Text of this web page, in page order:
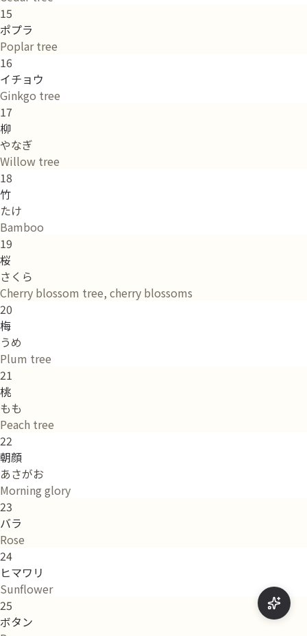
15
ポプラ
Poplar tree
16
イチョウ
Ginkgo tree
17
柳
やなぎ
Willow tree
18
竹
たけ
Bamboo
19
桜
さくら
Cherry blossom tree, cherry blossoms
20
梅
うめ
Plum tree
21
桃
もも
Peach tree
22
朝顔
あさがお
Morning glory
23
バラ
Rose
24
ヒマワリ
Sunflower
25
ボタン